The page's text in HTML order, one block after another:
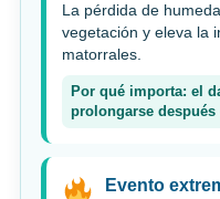
La pérdida de
vegetación y eleva la
matorrales.
Por qué importa: el
prolongarse
Evento